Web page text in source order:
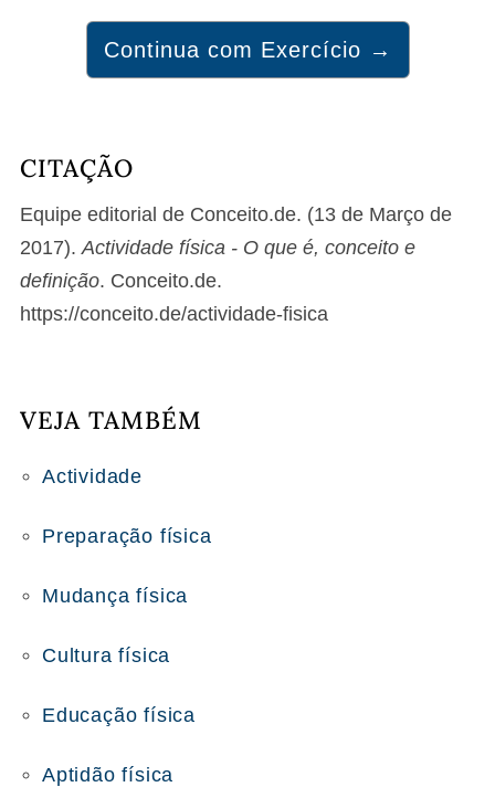
Continua com Exercício →
CITAÇÃO
Equipe editorial de Conceito.de. (13 de Março de
2017).Actividade física - O que é, conceito e
definição. Conceito.de.
https://conceito.de/actividade-fisica
VEJA TAMBÉM
Actividade
Preparação física
Mudança física
Cultura física
Educação física
Aptidão física